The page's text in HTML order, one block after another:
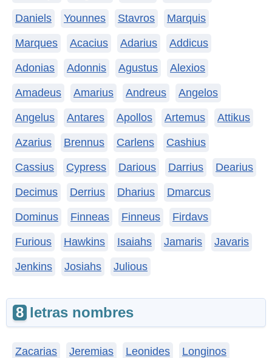
Daniels Younnes Stavros Marquis
Marques Acacius Adarius Addicus
Adonias Adonnis Agustus Alexios
Amadeus Amarius Andreus Angelos
Angelus Antares Apollos Artemus Attikus
Azarius Brennus Carlens Cashius
Cassius Cypress Darious Darrius Dearius
Decimus Derrius Dharius Dmarcus
Dominus Finneas Finneus Firdavs
Furious Hawkins Isaiahs Jamaris Javaris
Jenkins Josiahs Julious
8 letras nombres
Zacarias Jeremias Leonides Longinos